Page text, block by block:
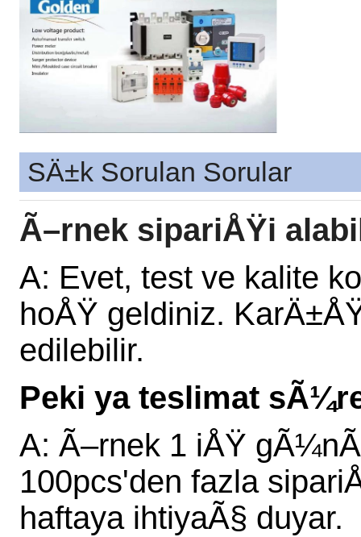
SÄ±k Sorulan Sorular
Ã–rnek sipariÅŸi
A: Evet, test ve kalite
hoÅŸ geldiniz.
edilebilir.
Peki ya teslimat
A: Ã–rnek 1 iÅŸ
100pcs'den fazla
haftaya ihtiyaÃ§ duyar.